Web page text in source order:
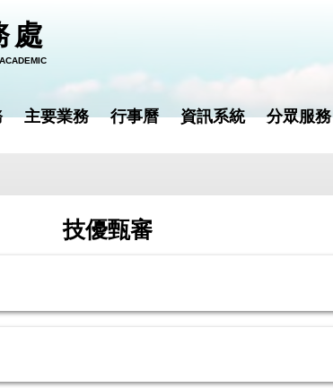
處
主要業務 行事曆 資訊系統 分眾服務
技優甄審